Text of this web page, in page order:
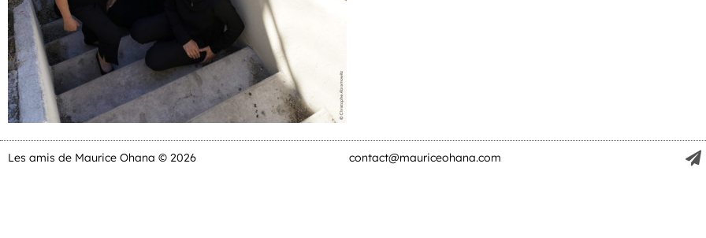
Les amis de Maurice Ohana © 2026 contact@mauriceohana.com